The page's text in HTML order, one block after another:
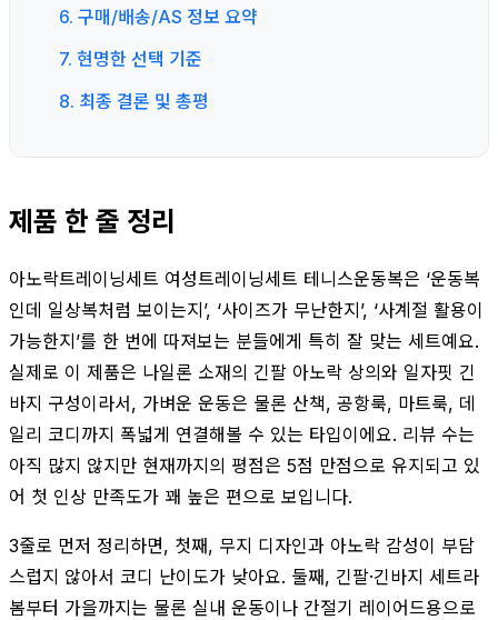
6. 구매/배송/AS 정보 요약
7. 현명한 선택 기준
8. 최종 결론 및 총평
제품 한 줄 정리
아노락트레이닝세트 여성트레이닝세트 테니스운동복은 ‘운동복
인데 일상복처럼 보이는지’, ‘사이즈가 무난한지’, ‘사계절 활용이
가능한지’를 한 번에 따져보는 분들에게 특히 잘 맞는 세트예요.
실제로 이 제품은 나일론 소재의 긴팔 아노락 상의와 일자핏 긴
바지 구성이라서, 가벼운 운동은 물론 산책, 공항룩, 마트룩, 데
일리 코디까지 폭넓게 연결해볼 수 있는 타입이에요. 리뷰 수는
아직 많지 않지만 현재까지의 평점은 5점 만점으로 유지되고 있
어 첫 인상 만족도가 꽤 높은 편으로 보입니다.
3줄로 먼저 정리하면, 첫째, 무지 디자인과 아노락 감성이 부담
스럽지 않아서 코디 난이도가 낮아요. 둘째, 긴팔·긴바지 세트라
봄부터 가을까지는 물론 실내 운동이나 간절기 레이어드용으로